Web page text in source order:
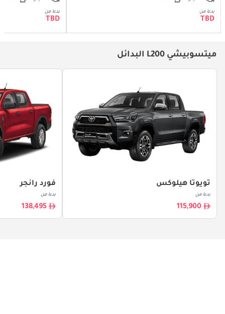
بدءا من
TBD
بدءا من
TBD
ميتسوبيشي L200 البدائل
تويوتا هيلوكس
بدءا من
115,900
فورد رانجر
بدءا من
138,495